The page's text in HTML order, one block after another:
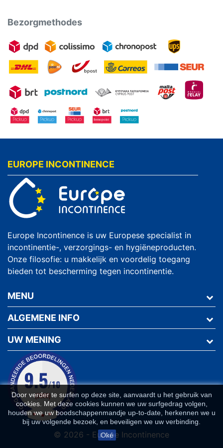
Bezorgmethodes
EUROPE INCONTINENCE
Europe Incontinence is uw Europese specialist in
incontinentie-, verzorgings- en hygiëneproducten.
Onze filosofie: u makkelijk en voordelig toegang
bieden tot bescherming tegen incontinentie.
MENU
ALGEMENE INFO
Door verder te surfen op deze site, aanvaardt u het gebruik van
cookies. Met deze cookies kunnen we uw surfgedrag volgen,
houden we uw boodschappenmandje up-to-date, herkennen we u
bij uw volgende bezoek, en beveiligen we uw verbinding.
Oké
UW MENING
© 2026 - Europe Incontinence